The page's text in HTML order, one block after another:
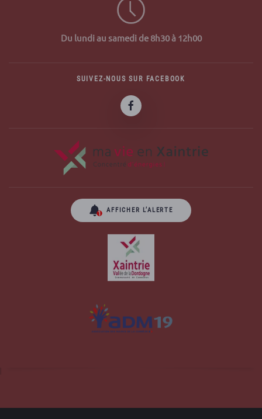
Du lundi au samedi de 8h30 à 12h00
SUIVEZ-NOUS SUR FACEBOOK
AFFICHER L’ALERTE